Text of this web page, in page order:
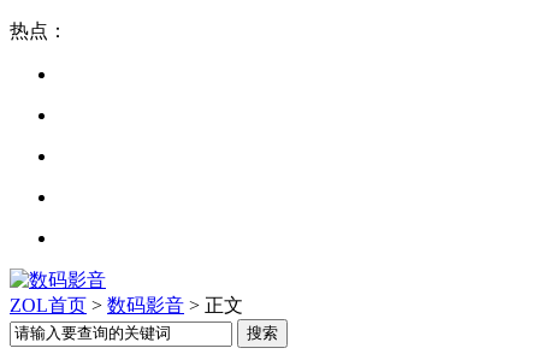
热点：
ZOL首页 > 数码影音 > 正文